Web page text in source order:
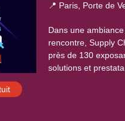
📍 Paris, Porte de
Dans une
rencontre, Supply
près de 130
solutions et